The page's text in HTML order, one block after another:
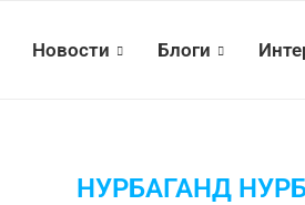
Новости Блоги
НУРБАГАНД